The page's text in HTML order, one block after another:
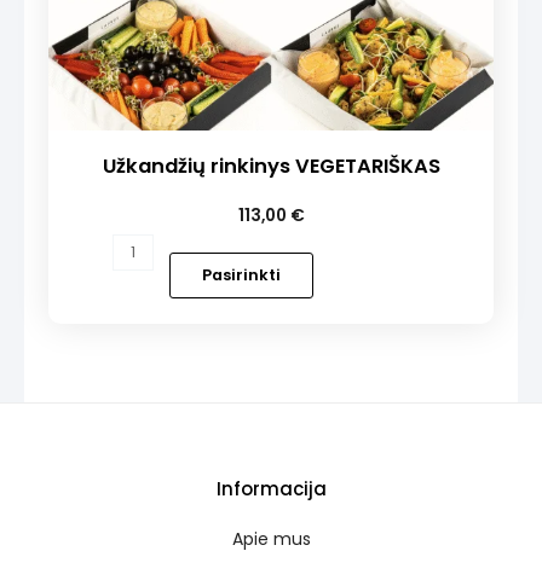
Užkandžių rinkinys VEGETARIŠKAS
113,00 €
produkto
Pasirinkti
Informacija
Apie mus